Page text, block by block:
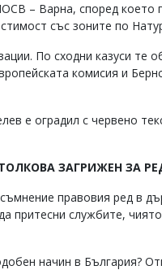
– Варна, според което
със зоните по
По сходни казуси те
комисия и
е оградил с червено
ЗАГРИЖЕН ЗА
правовия ред в
притесни службите,
начин в България?